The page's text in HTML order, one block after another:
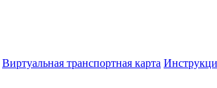
Виртуальная транспортная карта